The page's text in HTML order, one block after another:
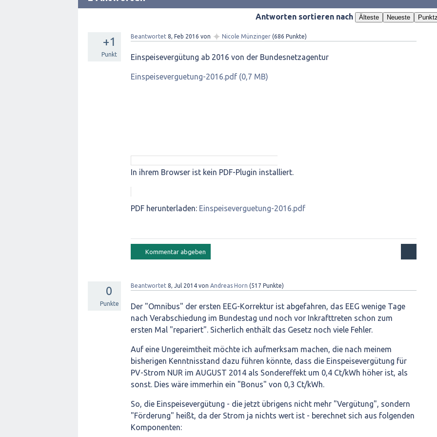
Antworten sortieren nach Älteste Neueste
+1
Punkt
Beantwortet 8, Feb 2016 von ✦ Nicole Münzinger (686 Punkte)
Einspeisevergütung ab 2016 von der Bundesnetzagentur
Einspeiseverguetung-2016.pdf (0,7 MB)
In ihrem Browser ist kein PDF-Plugin installiert.
PDF herunterladen: Einspeiseverguetung-2016.pdf
0
Punkte
Beantwortet 8, Jul 2014 von Andreas Horn (517 Punkte)
Der "Omnibus" der ersten EEG-Korrektur ist abgefahren, das EEG wenige Tage
nach Verabschiedung im Bundestag und noch vor Inkrafttreten schon zum
ersten Mal "repariert". Sicherlich enthält das Gesetz noch viele Fehler.
Auf eine Ungereimtheit möchte ich aufmerksam machen, die nach meinem
bisherigen Kenntnisstand dazu führen könnte, dass die Einspeisevergütung für
PV-Strom NUR im AUGUST 2014 als Sondereffekt um 0,4 Ct/kWh höher ist, als
sonst. Dies wäre immerhin ein "Bonus" von 0,3 Ct/kWh.
So, die Einspeisevergütung - die jetzt übrigens nicht mehr "Vergütung", sondern
"Förderung" heißt, da der Strom ja nichts wert ist - berechnet sich aus folgenden
Komponenten: